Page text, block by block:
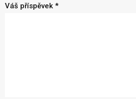
Váš příspěvek *